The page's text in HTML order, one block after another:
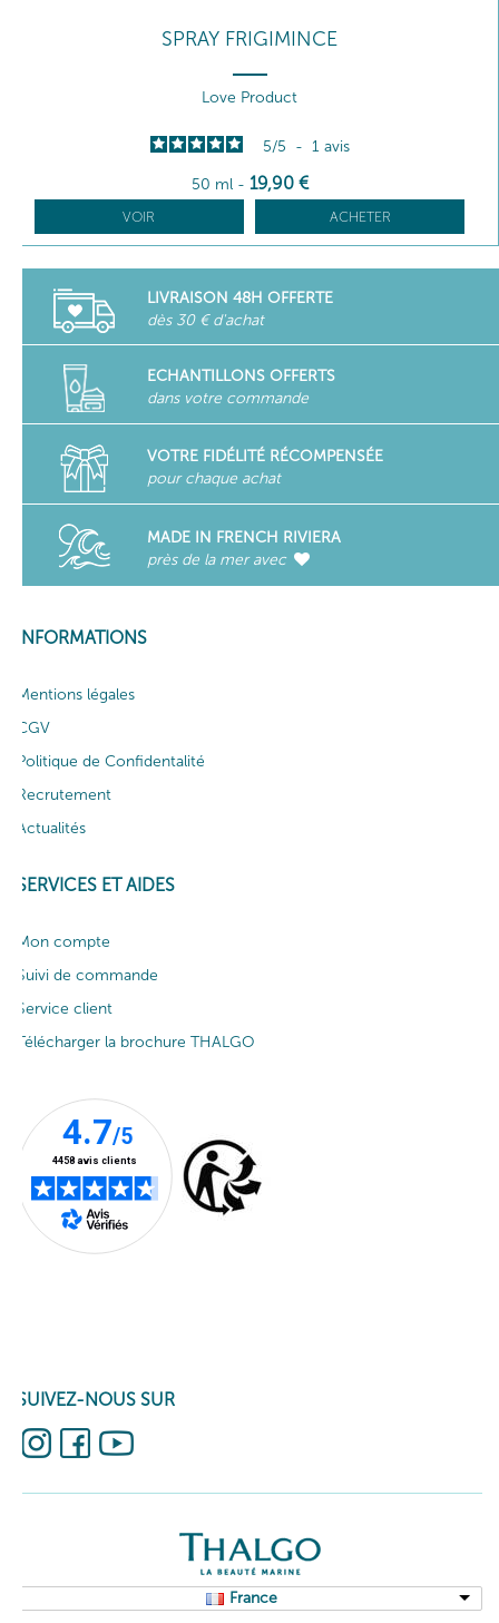
SPRAY FRIGIMINCE
Love Product
5/5 - 1 avis
50 ml - 19,90 €
VOIR ACHETER
LIVRAISON 48H OFFERTE
dès 30 € d'achat
ECHANTILLONS OFFERTS
dans votre commande
VOTRE FIDÉLITÉ RÉCOMPENSÉE
pour chaque achat
MADE IN FRENCH RIVIERA
près de la mer avec
INFORMATIONS
Mentions légales
CGV
Politique de Confidentalité
Recrutement
Actualités
SERVICES ET AIDES
Mon compte
Suivi de commande
Service client
Télécharger la brochure THALGO
SUIVEZ-NOUS SUR
France